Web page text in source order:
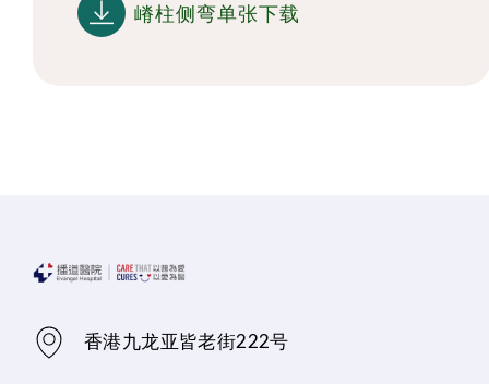
嵴柱侧弯单张下载
香港九龙亚皆老街222号